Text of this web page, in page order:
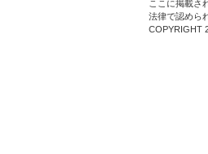
ここに掲載さ
法律で認めら
COPYRIGHT